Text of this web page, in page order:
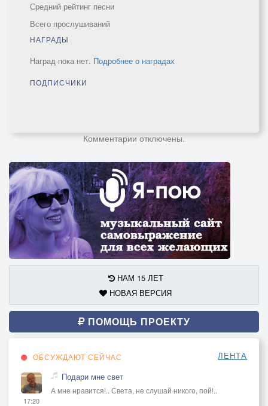
Средний рейтинг песни
Всего прослушиваний
НАГРАДЫ
Наград пока нет. Подробнее о наградах
ПОДПИСЧИКИ
Комментарии отключены.
НАМ 15 ЛЕТ
НОВАЯ ВЕРСИЯ
ПОМОЩЬ ПРОЕКТУ
ОБСУЖДАЮТ СЕЙЧАС ЛЕНТА
17:20
Подари мне свет
А мне нравится!.. Света, не слушай никого, пой!..